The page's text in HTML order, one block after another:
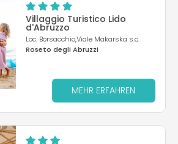
Villaggio Turistico Lido
d'Abruzzo
Loc. Borsacchio,Viale Makarska s.c.
Roseto degli Abruzzi
MEHR ERFAHREN